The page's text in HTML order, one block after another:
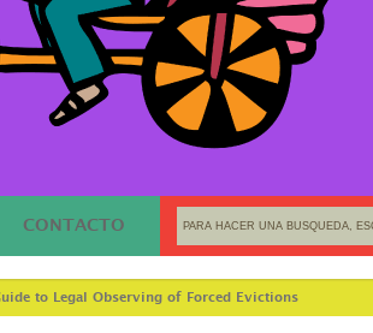
CONTACTO
to Legal Observing of Forced Evictions